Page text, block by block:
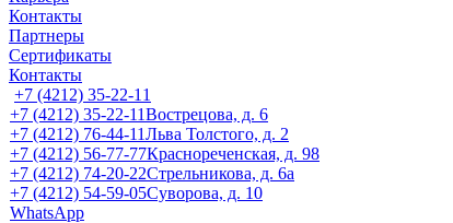
Контакты
Партнеры
Сертификаты
Контакты
+7 (4212) 35-22-11
+7 (4212) 35-22-11Вострецова, д. 6
+7 (4212) 76-44-11Льва Толстого, д. 2
+7 (4212) 56-77-77Краснореченская, д. 98
+7 (4212) 74-20-22Стрельникова, д. 6а
+7 (4212) 54-59-05Суворова, д. 10
WhatsApp